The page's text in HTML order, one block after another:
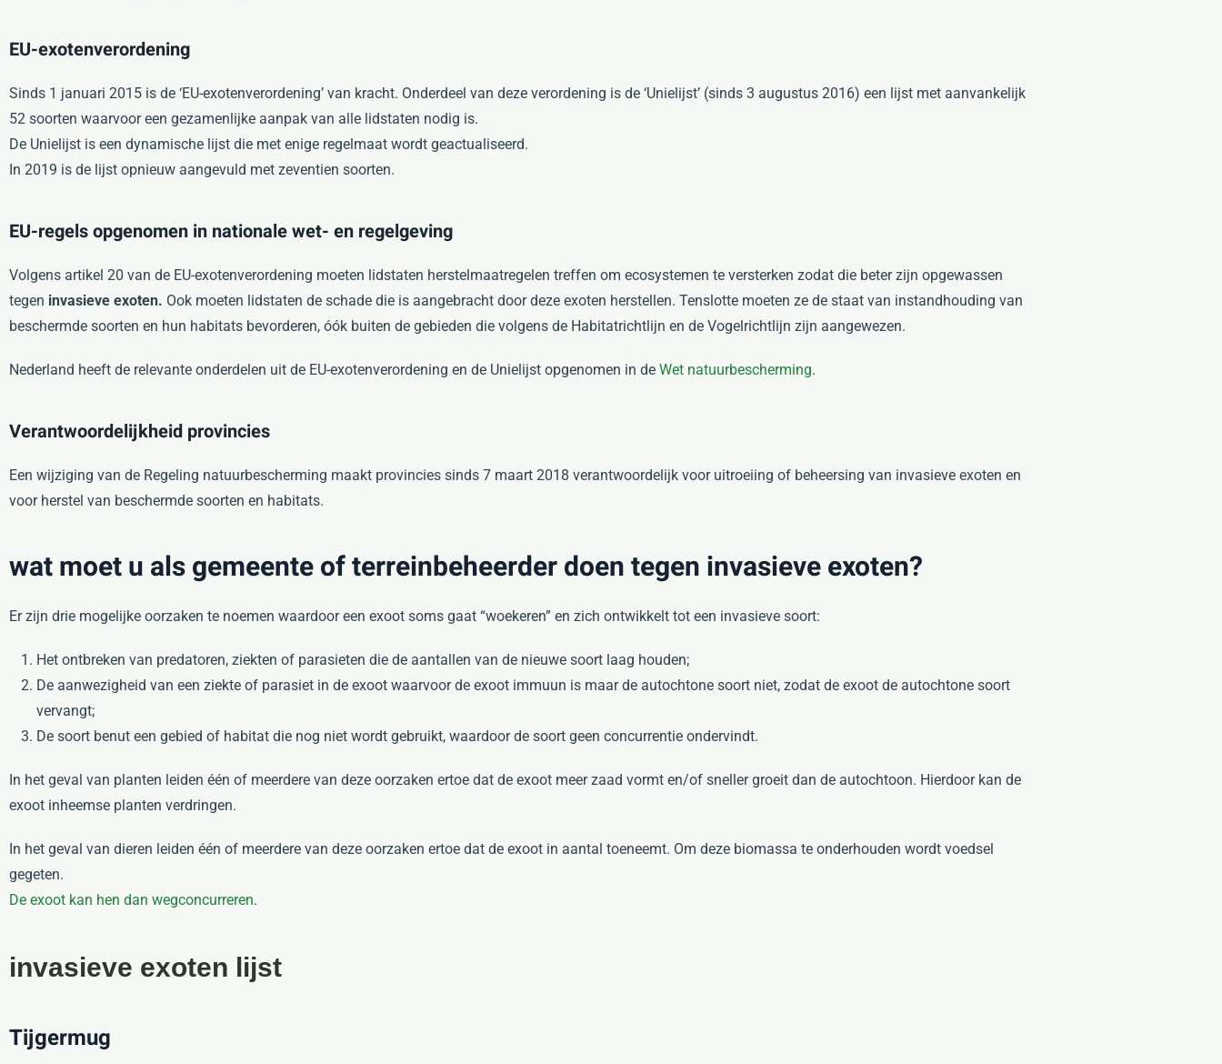
EU-exotenverordening
Sinds 1 januari 2015 is de ‘EU-exotenverordening’ van kracht. Onderdeel van deze verordening is de ‘Unielijst’ (sinds 3 augustus 2016) een lijst met aanvankelijk
52 soorten waarvoor een gezamenlijke aanpak van alle lidstaten nodig is.
De Unielijst is een dynamische lijst die met enige regelmaat wordt geactualiseerd.
In 2019 is de lijst opnieuw aangevuld met zeventien soorten.
EU-regels opgenomen in nationale wet- en regelgeving
Volgens artikel 20 van de EU-exotenverordening moeten lidstaten herstelmaatregelen treffen om ecosystemen te versterken zodat die beter zijn opgewassen
tegen invasieve exoten. Ook moeten lidstaten de schade die is aangebracht door deze exoten herstellen. Tenslotte moeten ze de staat van instandhouding van
beschermde soorten en hun habitats bevorderen, óók buiten de gebieden die volgens de Habitatrichtlijn en de Vogelrichtlijn zijn aangewezen.
Nederland heeft de relevante onderdelen uit de EU-exotenverordening en de Unielijst opgenomen in de Wet natuurbescherming.
Verantwoordelijkheid provincies
Een wijziging van de Regeling natuurbescherming maakt provincies sinds 7 maart 2018 verantwoordelijk voor uitroeiing of beheersing van invasieve exoten en
voor herstel van beschermde soorten en habitats.
wat moet u als gemeente of terreinbeheerder doen tegen invasieve exoten?
Er zijn drie mogelijke oorzaken te noemen waardoor een exoot soms gaat “woekeren” en zich ontwikkelt tot een invasieve soort:
Het ontbreken van predatoren, ziekten of parasieten die de aantallen van de nieuwe soort laag houden;
De aanwezigheid van een ziekte of parasiet in de exoot waarvoor de exoot immuun is maar de autochtone soort niet, zodat de exoot de autochtone soort
vervangt;
De soort benut een gebied of habitat die nog niet wordt gebruikt, waardoor de soort geen concurrentie ondervindt.
In het geval van planten leiden één of meerdere van deze oorzaken ertoe dat de exoot meer zaad vormt en/of sneller groeit dan de autochtoon. Hierdoor kan de
exoot inheemse planten verdringen.
In het geval van dieren leiden één of meerdere van deze oorzaken ertoe dat de exoot in aantal toeneemt. Om deze biomassa te onderhouden wordt voedsel
gegeten.
De exoot kan hen dan wegconcurreren.
invasieve exoten lijst
Tijgermug